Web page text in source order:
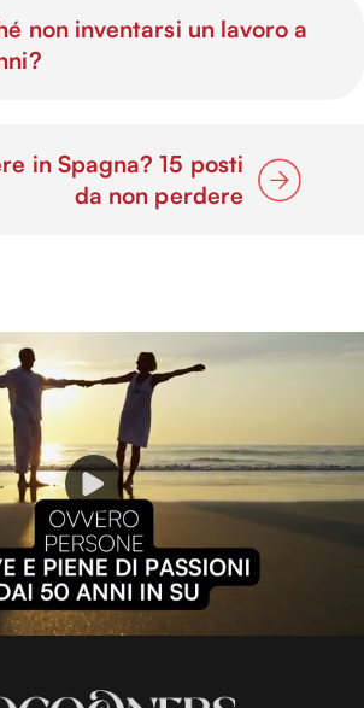
non inventarsi un lavoro a
in Spagna? 15 posti
da non perdere
P
l
o
:
1